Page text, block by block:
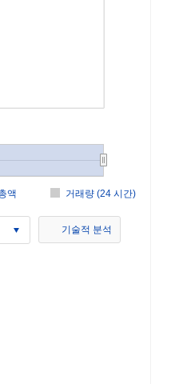
액 거래량 (24 시간)
기술적 분석